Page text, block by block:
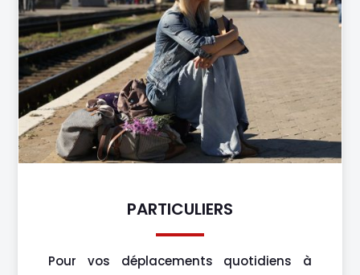
PARTICULIERS
Pour vos déplacements quotidiens à